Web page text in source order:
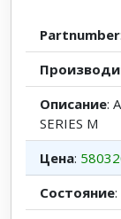
Partnumber
Описание:
SERIES M
Цена:
Состояние